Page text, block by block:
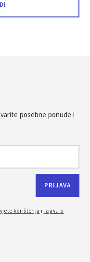
posebne ponude i
korištenja i izjavu o